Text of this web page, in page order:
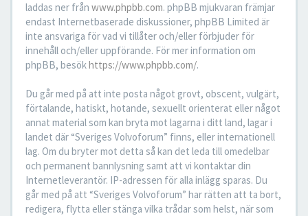
laddas ner från www.phpbb.com. phpBB mjukvaran främjar
endast Internetbaserade diskussioner, phpBB Limited är
inte ansvariga för vad vi tillåter och/eller förbjuder för
innehåll och/eller uppförande. För mer information om
phpBB, besökhttps://www.phpbb.com/.
Du går med på att inte posta något grovt, obscent, vulgärt,
förtalande, hatiskt, hotande, sexuellt orienterat eller något
annat material som kan bryta mot lagarna i ditt land, lagar i
landet där “Sveriges Volvoforum” finns, eller internationell
lag. Om du bryter mot detta så kan det leda till omedelbar
och permanent bannlysning samt att vi kontaktar din
Internetleverantör. IP-adressen för alla inlägg sparas. Du
går med på att “Sveriges Volvoforum” har rätten att ta bort,
redigera, flytta eller stänga vilka trådar som helst, när som